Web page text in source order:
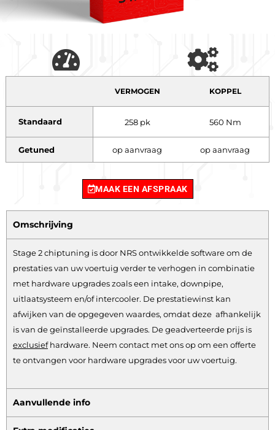
VERMOGEN KOPPEL
Standaard 258 pk 560 Nm
Getuned op aanvraag op aanvraag
MAAK EEN AFSPRAAK
Omschrijving
Stage 2 chiptuning is door NRS ontwikkelde software om de
prestaties van uw voertuig verder te verhogen in combinatie
met hardware upgrades zoals een intake, downpipe,
uitlaatsysteem en/of intercooler. De prestatiewinst kan
afwijken van de opgegeven waardes, omdat deze afhankelijk
is van de geïnstalleerde upgrades. De geadverteerde prijs is
exclusiefhardware. Neem contact met ons op om een offerte
te ontvangen voor hardware upgrades voor uw voertuig.
Aanvullende info